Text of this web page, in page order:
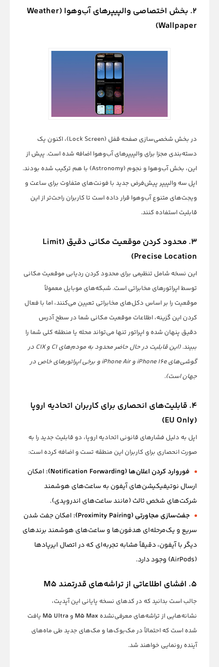
۲. بخش اختصاصی والپیپرهای آب‌وهوا (Weather
Wallpaper)
در بخش شخصی‌سازی صفحه قفل (Lock Screen)، اکنون یک
دسته‌بندی مجزا برای والپیپرهای آب‌وهوا اضافه شده است. پیش از
این، بخش آب‌وهوا و نجوم (Astronomy) با هم ترکیب شده بودند.
اپل سه والپیپر پیش‌فرض جدید با فونت‌های متفاوت برای ساعت و
ویجت‌های متنوع آب‌وهوا قرار داده است تا کاربران راحت‌تر از این
قابلیت استفاده کنند.
۳. محدود کردن موقعیت مکانی دقیق (Limit
Precise Location)
این نسخه شامل تنظیمی برای محدود کردن ردیابی موقعیت مکانی
توسط اپراتورهای مخابراتی است. شبکه‌های موبایل معمولاً
موقعیت را بر اساس دکل‌های مخابراتی تعیین می‌کنند، اما با فعال
کردن این گزینه، اطلاعات موقعیت مکانی شما در سطح آدرس
دقیق پنهان شده و اپراتور تنها می‌تواند محله یا منطقه کلی شما را
ببیند.
(این قابلیت در حال حاضر محدود به مودم‌های C1 و C1X در
گوشی‌های iPhone 16e و iPhone Air و برخی اپراتورهای خاص در
جهان است).
۴. قابلیت‌های انحصاری برای کاربران اتحادیه اروپا
(EU Only)
اپل به دلیل فشارهای قانونی اتحادیه اروپا، دو قابلیت جدید را به
صورت انحصاری برای کاربران این منطقه تست و اضافه کرده است:
فوروارد کردن اعلان‌ها (Notification Forwarding):
امکان
ارسال نوتیفیکیشن‌های آیفون به ساعت‌های هوشمند
شرکت‌های شخص ثالث (مانند ساعت‌های اندرویدی).
جفت‌سازی مجاورتی (Proximity Pairing):
امکان جفت شدن
سریع و یک‌مرحله‌ای هدفون‌ها و ساعت‌های هوشمند برندهای
دیگر با آیفون، دقیقاً مشابه تجربه‌ای که در اتصال ایرپادها
(AirPods) وجود دارد.
۵. افشای اطلاعاتی از تراشه‌های قدرتمند M5
جالب است بدانید که در کدهای نسخه پایانی این آپدیت،
نشانه‌هایی از تراشه‌های معرفی‌نشده M5 Max و M5 Ultra یافت
شده است که احتمالاً در مک‌بوک‌ها و مک‌های جدید طی ماه‌های
آینده رونمایی خواهند شد.